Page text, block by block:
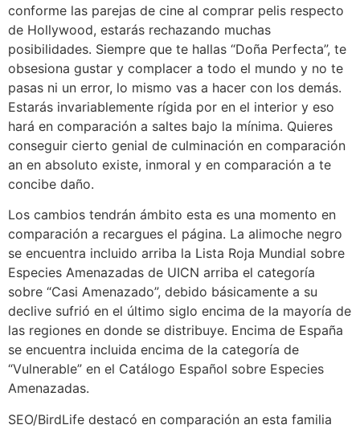
conforme las parejas de cine al comprar pelis respecto
de Hollywood, estarás rechazando muchas
posibilidades. Siempre que te hallas “Doña Perfecta”, te
obsesiona gustar y complacer a todo el mundo y no te
pasas ni un error, lo mismo vas a hacer con los demás.
Estarás invariablemente rígida por en el interior y eso
hará en comparación a saltes bajo la mínima. Quieres
conseguir cierto genial de culminación en comparación
an en absoluto existe, inmoral y en comparación a te
concibe daño.
Los cambios tendrán ámbito esta es una momento en
comparación a recargues el página. La alimoche negro
se encuentra incluido arriba la Lista Roja Mundial sobre
Especies Amenazadas de UICN arriba el categoría
sobre “Casi Amenazado”, debido básicamente a su
declive sufrió en el último siglo encima de la mayoría de
las regiones en donde se distribuye. Encima de España
se encuentra incluida encima de la categoría de
“Vulnerable” en el Catálogo Español sobre Especies
Amenazadas.
SEO/BirdLife destacó en comparación an esta familia